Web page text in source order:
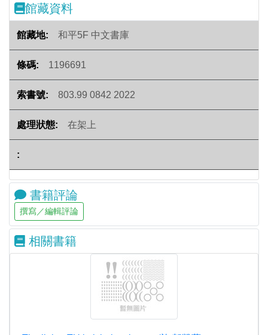
館藏資料
和平5F 中文書庫
1196691
803.99 0842 2022
在架上
書籍評論
相關書籍